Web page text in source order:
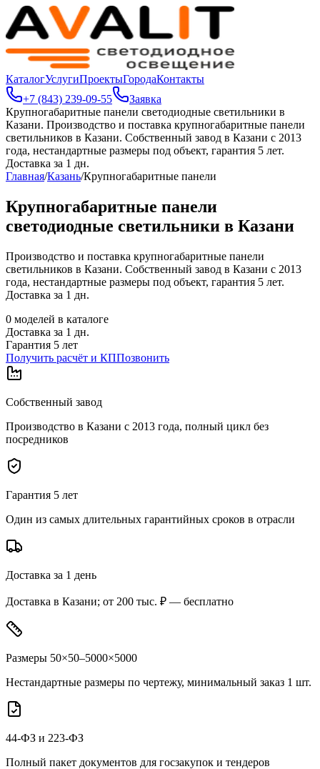
КаталогУслугиПроектыГородаКонтакты
+7 (843) 239-09-55
Заявка
Крупногабаритные панели светодиодные светильники в
Казани. Производство и поставка крупногабаритные панели
светильников в Казани. Собственный завод в Казани с 2013
года, нестандартные размеры под объект, гарантия 5 лет.
Доставка за 1 дн.
Главная/Казань/Крупногабаритные панели
Крупногабаритные панели
светодиодные светильники в Казани
Производство и поставка крупногабаритные панели
светильников в Казани. Собственный завод в Казани с 2013
года, нестандартные размеры под объект, гарантия 5 лет.
Доставка за 1 дн.
0 моделей в каталоге
Доставка за 1 дн.
Гарантия 5 лет
Получить расчёт и КППозвонить
Собственный завод
Производство в Казани с 2013 года, полный цикл без
посредников
Гарантия 5 лет
Один из самых длительных гарантийных сроков в отрасли
Доставка за 1 день
Доставка в Казани; от 200 тыс. ₽ — бесплатно
Размеры 50×50–5000×5000
Нестандартные размеры по чертежу, минимальный заказ 1 шт.
44-ФЗ и 223-ФЗ
Полный пакет документов для госзакупок и тендеров